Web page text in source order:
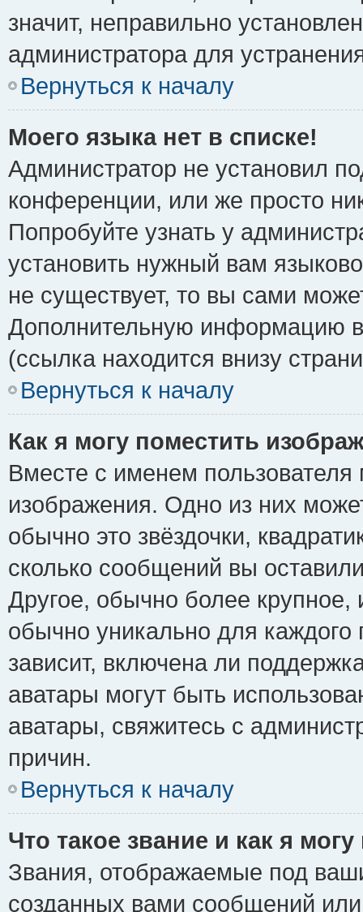
значит, неправильно
администратора для
Вернуться к началу
Моего языка нет в списке!
Администратор не установил
конференции, или же просто
Попробуйте узнать у
установить нужный вам
не существует, то вы сами
Дополнительную информацию
(ссылка находится внизу
Вернуться к началу
Как я могу поместить
Вместе с именем пользователя
изображения. Одно из них
обычно это звёздочки,
сколько сообщений вы
Другое, обычно более крупное,
обычно уникально для каждого
зависит, включена ли
аватары могут быть
аватары, свяжитесь с
причин.
Вернуться к началу
Что такое звание и как я
Звания, отображаемые под
созданных вами сообщений